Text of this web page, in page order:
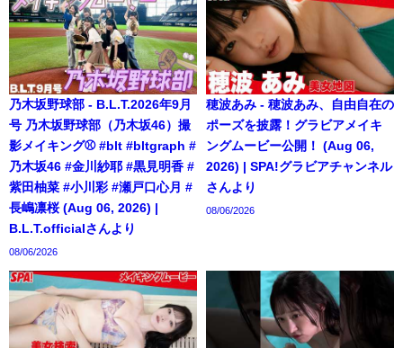
乃木坂野球部 - B.L.T.2026年9月
号 乃木坂野球部（乃木坂46）撮
影メイキング⚾️ #blt #bltgraph #
乃木坂46 #金川紗耶 #黒見明香 #
紫田柚菜 #小川彩 #瀬戸口心月 #
長嶋凛桜 (Aug 06, 2026) |
B.L.T.officialさんより
08/06/2026
穂波あみ - 穂波あみ、自由自在の
ポーズを披露！グラビアメイキ
ングムービー公開！ (Aug 06,
2026) | SPA!グラビアチャンネル
さんより
08/06/2026